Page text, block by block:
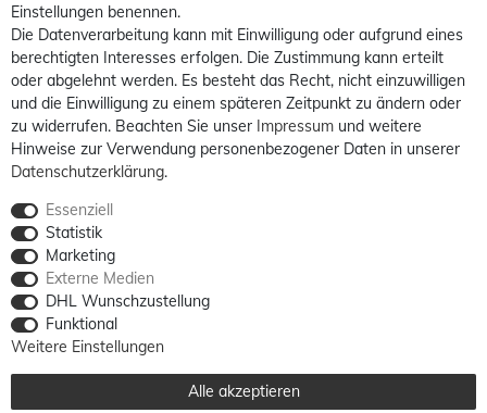
Einstellungen benennen.
Die Datenverarbeitung kann mit Einwilligung oder aufgrund eines
berechtigten Interesses erfolgen. Die Zustimmung kann erteilt
oder abgelehnt werden. Es besteht das Recht, nicht einzuwilligen
und die Einwilligung zu einem späteren Zeitpunkt zu ändern oder
zu widerrufen. Beachten Sie unser Impressum und weitere
Hinweise zur Verwendung personenbezogener Daten in unserer
Daten­schutz­erklärung.
Essenziell
Statistik
Marketing
Externe Medien
DHL Wunschzustellung
Funktional
Weitere Einstellungen
Alle akzeptieren